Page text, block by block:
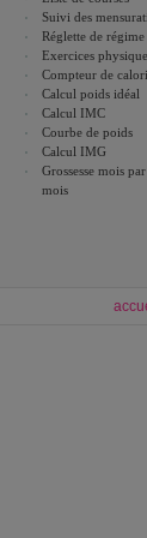
Suivi des
Réglette de régime
Exercices
Compteur de
Calcul poids idéal
Calcul IMC
Courbe de poids
Calcul IMG
Grossesse mois par
mois